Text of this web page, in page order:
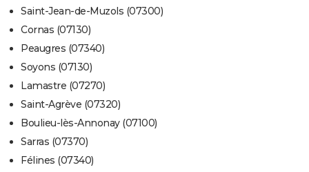
Saint-Jean-de-Muzols (07300)
Cornas (07130)
Peaugres (07340)
Soyons (07130)
Lamastre (07270)
Saint-Agrève (07320)
Boulieu-lès-Annonay (07100)
Sarras (07370)
Félines (07340)